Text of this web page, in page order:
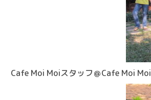
Cafe Moi Moiスタッフ＠Cafe Moi Moi